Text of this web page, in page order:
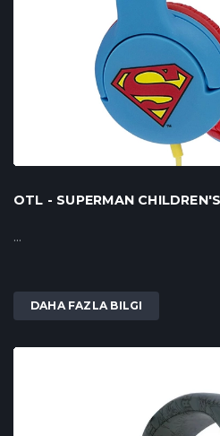
OTL - SUPERMAN
...
DAHA FAZLA BILGI